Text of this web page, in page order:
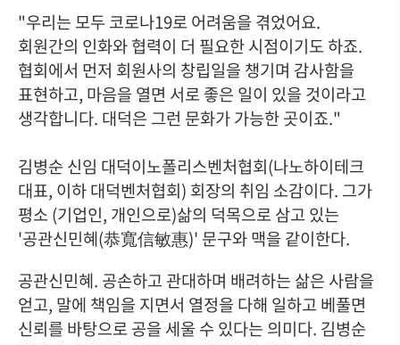
"우리는 모두 코로나19로 어려움을 겪었어요.
회원간의 인화와 협력이 더 필요한 시점이기도 하죠.
협회에서 먼저 회원사의 창립일을 챙기며 감사함을
표현하고, 마음을 열면 서로 좋은 일이 있을 것이라고
생각합니다. 대덕은 그런 문화가 가능한 곳이죠."
김병순 신임 대덕이노폴리스벤처협회(나노하이테크
대표, 이하 대덕벤처협회) 회장의 취임 소감이다. 그가
평소 (기업인, 개인으로)삶의 덕목으로 삼고 있는
'공관신민혜(恭寬信敏惠)' 문구와 맥을 같이한다.
공관신민혜. 공손하고 관대하며 배려하는 삶은 사람을
얻고, 말에 책임을 지면서 열정을 다해 일하고 베풀면
신뢰를 바탕으로 공을 세울 수 있다는 의미다. 김병순